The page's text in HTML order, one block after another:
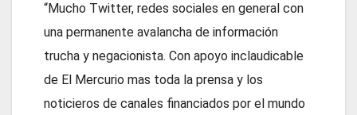
“Mucho Twitter, redes sociales en general con
una permanente avalancha de información
trucha y negacionista. Con apoyo inclaudicable
de El Mercurio mas toda la prensa y los
noticieros de canales financiados por el mundo